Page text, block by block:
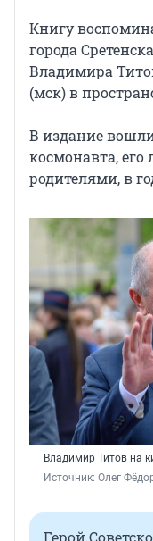
Книгу
города
Владимира
(мск) в
В издание
космонавта,
родителями, в
Владимир Титов на
Источник: Олег
Герой